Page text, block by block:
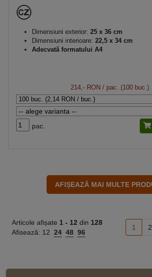
Dimensiuni exterior: 25 x 36 cm
Dimensiuni interioare: 22,5 x 34 cm
Adecvată formatului A4
214,- RON / pac. (100 buc.)
pac.
Articole afișate 1 - 12 din 128
Afisează: 12 24 48 96
1 2